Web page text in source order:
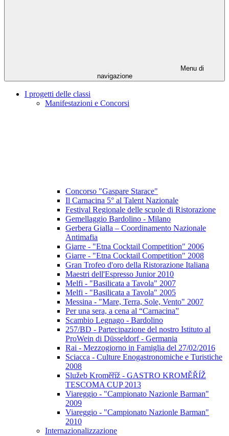
Menu di
navigazione
I progetti delle classi
Manifestazioni e Concorsi
Concorso "Gaspare Starace"
Il Carnacina 5° al Talent Nazionale
Festival Regionale delle scuole di Ristorazione
Gemellaggio Bardolino - Milano
Gerbera Gialla – Coordinamento Nazionale
Antimafia
Giarre - "Etna Cocktail Competition" 2006
Giarre - "Etna Cocktail Competition" 2008
Gran Trofeo d'oro della Ristorazione Italiana
Maestri dell'Espresso Junior 2010
Melfi - "Basilicata a Tavola" 2007
Melfi - "Basilicata a Tavola" 2005
Messina - "Mare, Terra, Sole, Vento" 2007
Per una sera, a cena al “Carnacina”
Scambio Legnago - Bardolino
257/BD - Partecipazione del nostro Istituto al
ProWein di Düsseldorf - Germania
Rai - Mezzogiorno in Famiglia del 27/02/2016
Sciacca - Culture Enogastronomiche e Turistiche
2008
Služeb Kroměříž - GASTRO KROMĚŘÍŽ
TESCOMA CUP 2013
Viareggio - "Campionato Nazionle Barman"
2009
Viareggio - "Campionato Nazionle Barman"
2010
Internazionalizzazione